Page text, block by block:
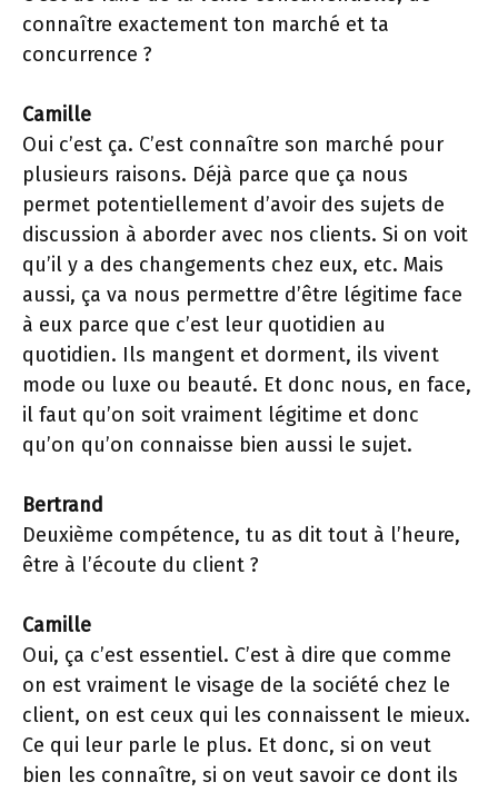
connaître exactement ton marché et ta
concurrence ?
Camille
Oui c’est ça. C’est connaître son marché pour
plusieurs raisons. Déjà parce que ça nous
permet potentiellement d’avoir des sujets de
discussion à aborder avec nos clients. Si on voit
qu’il y a des changements chez eux, etc. Mais
aussi, ça va nous permettre d’être légitime face
à eux parce que c’est leur quotidien au
quotidien. Ils mangent et dorment, ils vivent
mode ou luxe ou beauté. Et donc nous, en face,
il faut qu’on soit vraiment légitime et donc
qu’on qu’on connaisse bien aussi le sujet.
Bertrand
Deuxième compétence, tu as dit tout à l’heure,
être à l’écoute du client ?
Camille
Oui, ça c’est essentiel. C’est à dire que comme
on est vraiment le visage de la société chez le
client, on est ceux qui les connaissent le mieux.
Ce qui leur parle le plus. Et donc, si on veut
bien les connaître, si on veut savoir ce dont ils